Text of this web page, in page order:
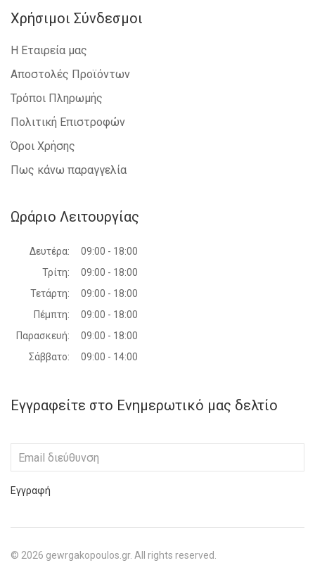
Χρήσιμοι Σύνδεσμοι
Η Εταιρεία μας
Αποστολές Προϊόντων
Τρόποι Πληρωμής
Πολιτική Επιστροφών
Όροι Χρήσης
Πως κάνω παραγγελία
Ωράριο Λειτουργίας
Δευτέρα:
09:00 - 18:00
Τρίτη:
09:00 - 18:00
Τετάρτη:
09:00 - 18:00
Πέμπτη:
09:00 - 18:00
Παρασκευή:
09:00 - 18:00
Σάββατο:
09:00 - 14:00
Εγγραφείτε στο Ενημερωτικό μας δελτίο
Εγγραφή
© 2026 gewrgakopoulos.gr. All rights reserved.